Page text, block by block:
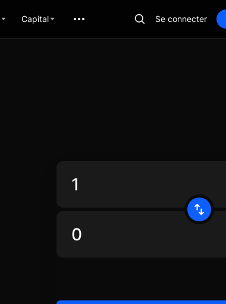
Capital Se connecter